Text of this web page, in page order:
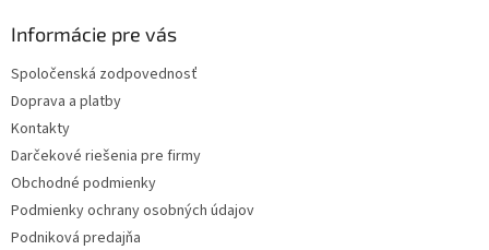
Informácie pre vás
Spoločenská zodpovednosť
Doprava a platby
Kontakty
Darčekové riešenia pre firmy
Obchodné podmienky
Podmienky ochrany osobných údajov
Podniková predajňa